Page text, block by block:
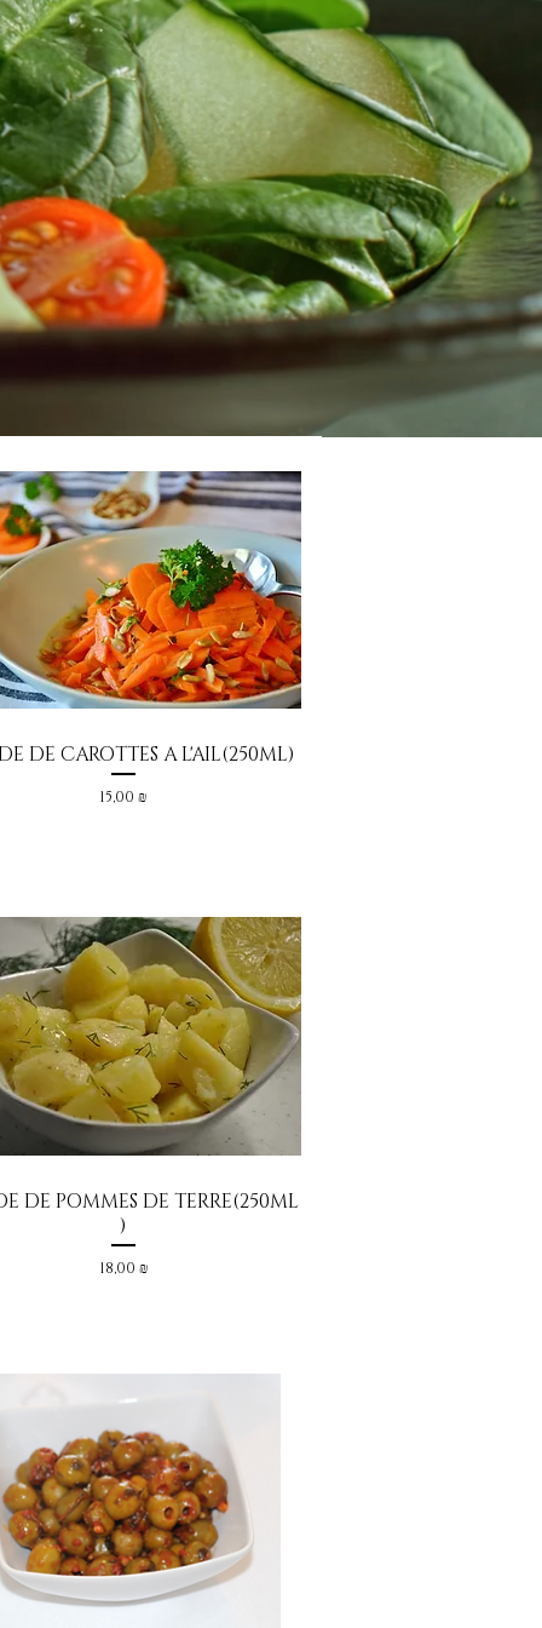
Aperçu rapide
DE CAROTTES A L'AIL(250ML)
Prix
15,00 ₪
Aperçu rapide
DE POMMES DE TERRE(250ML
)
Prix
18,00 ₪